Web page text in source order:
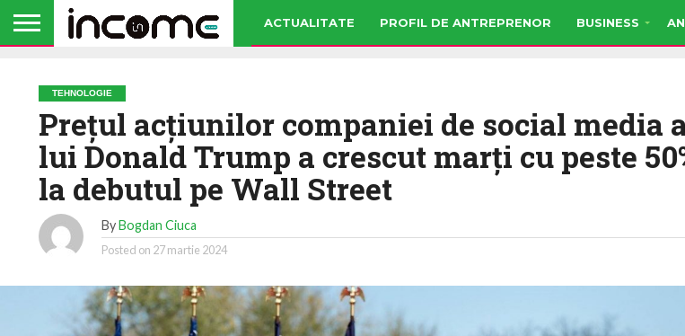
ACTUALITATE PROFIL DE ANTREPRENOR BUSINESS
TEHNOLOGIE
Preţul acţiunilor companiei de social media
lui Donald Trump a crescut marţi cu peste
la debutul pe Wall Street
ByBogdan Ciuca
Posted on 27 martie 2024